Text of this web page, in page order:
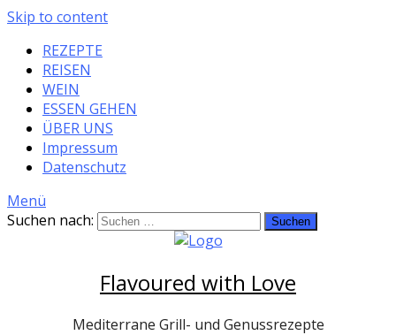
Skip to content
REZEPTE
REISEN
WEIN
ESSEN GEHEN
ÜBER UNS
Impressum
Datenschutz
Menü
Suchen nach:
Flavoured with Love
Mediterrane Grill- und Genussrezepte